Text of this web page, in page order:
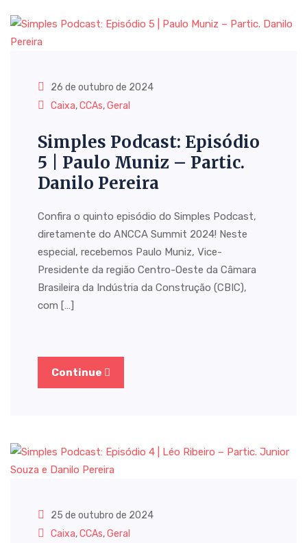
26 de outubro de 2024
Caixa,CCAs,Geral
Simples Podcast: Episódio
5 | Paulo Muniz – Partic.
Danilo Pereira
Confira o quinto episódio do Simples Podcast,
diretamente do ANCCA Summit 2024! Neste
especial, recebemos Paulo Muniz, Vice-
Presidente da região Centro-Oeste da Câmara
Brasileira da Indústria da Construção (CBIC),
com […]
Continue
25 de outubro de 2024
Caixa,CCAs,Geral